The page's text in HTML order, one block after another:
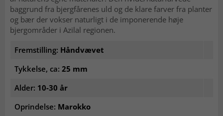
baggrund fra bjergfårenes uld og de klare farver fra planter
og bær der vokser naturligt i de imponerende høje
bjergområder i Azilal regionen.
Fremstilling: Håndvævet
Tykkelse, ca: 25 mm
Alder: 10-30 år
Oprindelse: Marokko